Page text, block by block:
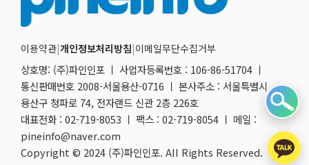
이용약관|개인정보처리방침|이메일무단수집거부
상호명: (주)파인인포 ㅣ 사업자등록번호 : 106-86-51704 ㅣ
통신판매번호 2008-서울용산-0716 ㅣ 본사주소 : 서울특별시
용산구 청파로 74, 전자랜드 신관 2층 226호
대표전화 : 02-719-8053 ㅣ 팩스 : 02-719-8054 ㅣ 메일 :
pineinfo@naver.com
Copyright © 2024 (주)파인인포. All Rights Reserved.